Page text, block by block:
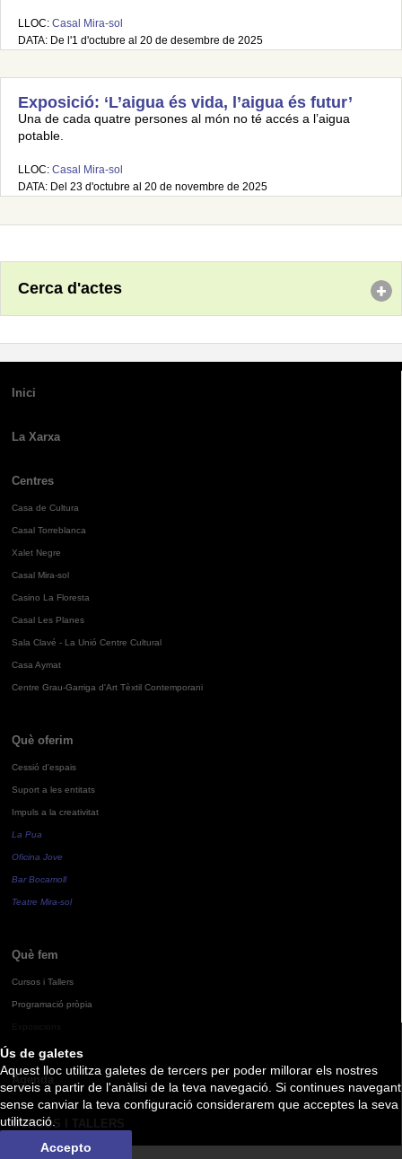
Ús de galetes
Aquest lloc utilitza galetes de tercers per poder millorar els nostres
serveis a partir de l'anàlisi de la teva navegació. Si continues navegant
sense canviar la teva configuració considerarem que acceptes la seva
utilització.
Accepto
LLOC: Casal Mira-sol
DATA: De l'1 d'octubre al 20 de desembre de 2025
Exposició: ‘L’aigua és vida, l’aigua és futur’
Una de cada quatre persones al món no té accés a l’aigua
potable.
LLOC: Casal Mira-sol
DATA: Del 23 d'octubre al 20 de novembre de 2025
Cerca d'actes
Inici
La Xarxa
Centres
Casa de Cultura
Casal Torreblanca
Xalet Negre
Casal Mira-sol
Casino La Floresta
Casal Les Planes
Sala Clavé - La Unió Centre Cultural
Casa Aymat
Centre Grau-Garriga d'Art Tèxtil Contemporani
Què oferim
Cessió d'espais
Suport a les entitats
Impuls a la creativitat
La Pua
Oficina Jove
Bar Bocamoll
Teatre Mira-sol
Què fem
Cursos i Tallers
Programació pròpia
Agenda
CURSOS I TALLERS